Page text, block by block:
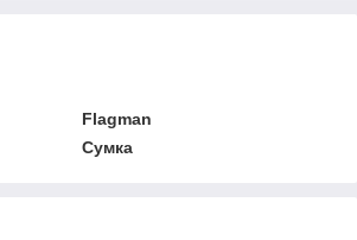
Flagman
Сумка